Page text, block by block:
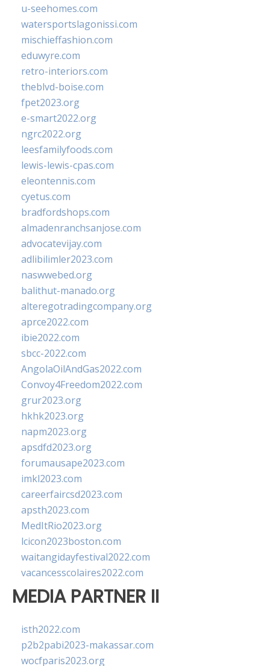
u-seehomes.com
watersportslagonissi.com
mischieffashion.com
eduwyre.com
retro-interiors.com
theblvd-boise.com
fpet2023.org
e-smart2022.org
ngrc2022.org
leesfamilyfoods.com
lewis-lewis-cpas.com
eleontennis.com
cyetus.com
bradfordshops.com
almadenranchsanjose.com
advocatevijay.com
adlibilimler2023.com
naswwebed.org
balithut-manado.org
alteregotradingcompany.org
aprce2022.com
ibie2022.com
sbcc-2022.com
AngolaOilAndGas2022.com
Convoy4Freedom2022.com
grur2023.org
hkhk2023.org
napm2023.org
apsdfd2023.org
forumausape2023.com
imkl2023.com
careerfaircsd2023.com
apsth2023.com
MedItRio2023.org
lcicon2023boston.com
waitangidayfestival2022.com
vacancesscolaires2022.com
MEDIA PARTNER II
isth2022.com
p2b2pabi2023-makassar.com
wocfparis2023.org